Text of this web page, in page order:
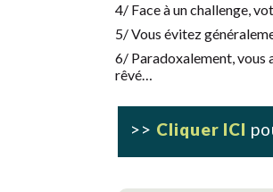
4/ Face à un challenge,
5/ Vous évitez
6/ Paradoxalement, vous
rêvé…
>> Cliquer ICI